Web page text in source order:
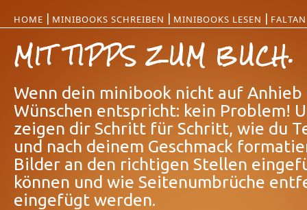
HOME MINIBOOKS SCHREIBEN MINIBOOKS LESEN
MIT TIPPS ZUM BUCH.
Wenn dein minibook nicht auf Anhieb
Wünschen entspricht: kein Problem!
zeigen dir Schritt für Schritt, wie du
und nach deinem Geschmack
Bilder an den richtigen Stellen
können und wie Seitenumbrüche
eingefügt werden.